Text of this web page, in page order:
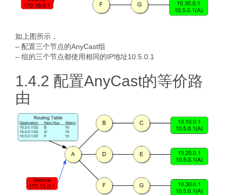
如上图所示，
– 配置三个节点的AnyCast组
– 组的三个节点都使用相同的IP地址10.5.0.1
1.4.2 配置AnyCast的等价路
由